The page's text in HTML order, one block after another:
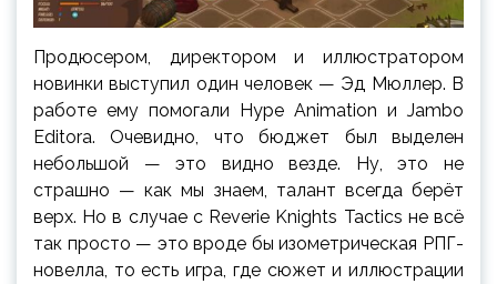
Продюсером, директором и иллюстратором
новинки выступил один человек — Эд Мюллер. В
работе ему помогали Hype Animation и Jambo
Editora. Очевидно, что бюджет был выделен
небольшой — это видно везде. Ну, это не
страшно — как мы знаем, талант всегда берёт
верх. Но в случае с Reverie Knights Tactics не всё
так просто — это вроде бы изометрическая РПГ-
новелла, то есть игра, где сюжет и иллюстрации